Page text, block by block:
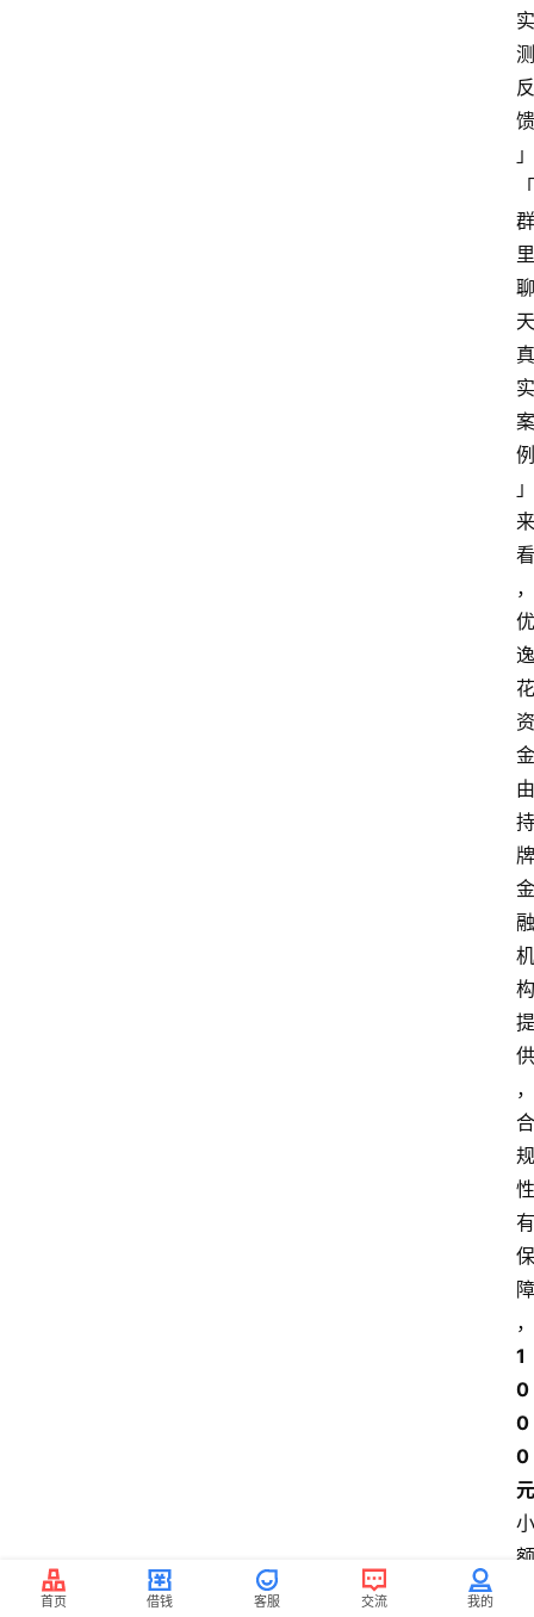
实
测
反
馈
」
「
群
里
聊
天
真
实
案
例
」
来
看
，
优
逸
花
资
金
由
持
牌
金
融
机
构
提
供
，
合
规
性
有
保
障
，
1
0
0
0
元
小
额
首页 借钱 客服 交流 我的